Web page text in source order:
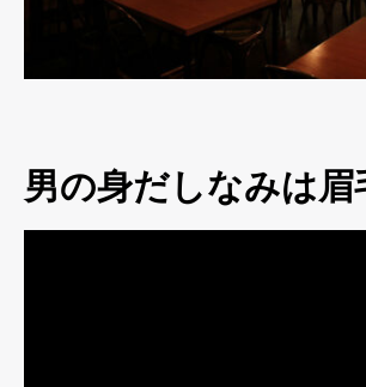
男の身だしなみは眉